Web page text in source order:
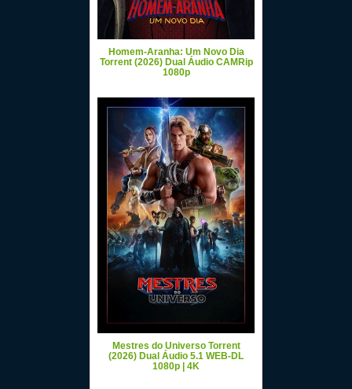
Homem-Aranha: Um Novo Dia
Torrent (2026) Dual Áudio CAMRip
1080p
Mestres do Universo Torrent
(2026) Dual Áudio 5.1 WEB-DL
1080p | 4K